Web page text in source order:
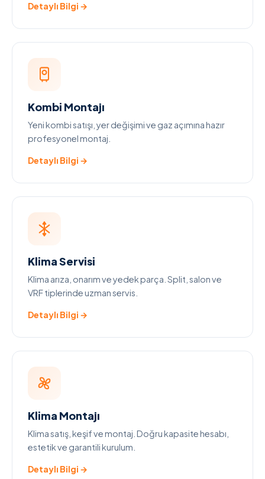
Detaylı Bilgi →
Kombi Montajı
Yeni kombi satışı, yer değişimi ve gaz açımına hazır
profesyonel montaj.
Detaylı Bilgi →
Klima Servisi
Klima arıza, onarım ve yedek parça. Split, salon ve
VRF tiplerinde uzman servis.
Detaylı Bilgi →
Klima Montajı
Klima satış, keşif ve montaj. Doğru kapasite hesabı,
estetik ve garantili kurulum.
Detaylı Bilgi →